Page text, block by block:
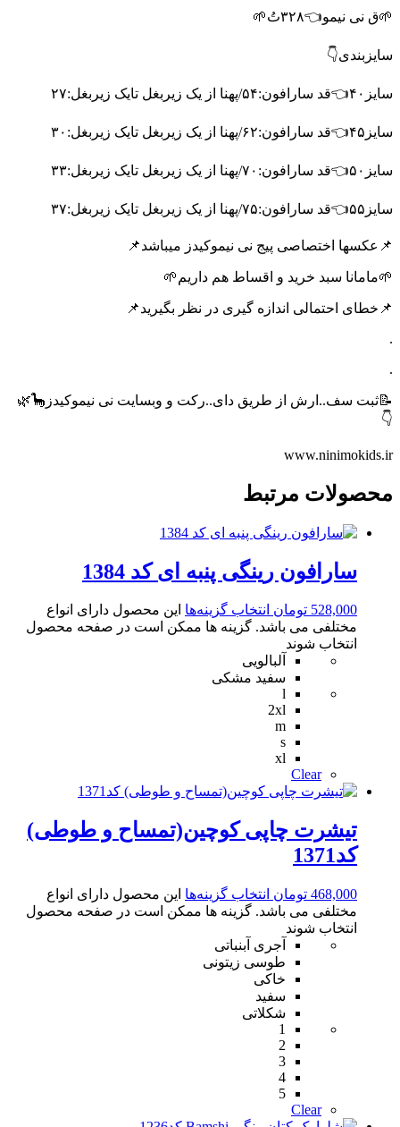
🌱ق نی نیمو👈۳۲۸تُ🌱
سایزبندی👇
سایز۴۰👈قد سارافون:۵۴/پهنا از یک زیربغل تایک زیربغل:۲۷
سایز۴۵👈قد سارافون:۶۲/پهنا از یک زیربغل تایک زیربغل:۳۰
سایز۵۰👈قد سارافون:۷۰/پهنا از یک زیربغل تایک زیربغل:۳۳
سایز۵۵👈قد سارافون:۷۵/پهنا از یک زیربغل تایک زیربغل:۳۷
📌عکسها اختصاصی پیج نی نیموکیدز میباشد📌
🌱مامانا سبد خرید و اقساط هم داریم🌱
📌خطای احتمالی اندازه گیری در نظر بگیرید📌
.
.
📝ثبت سف..ارش از طریق دای..رکت و وبسایت نی نیموکیدز🦕🌿
👇
www.ninimokids.ir
محصولات مرتبط
سارافون رینگی پنبه ای کد 1384
528,000 تومان انتخاب گزینه‌ها این محصول دارای انواع
مختلفی می باشد. گزینه ها ممکن است در صفحه محصول
انتخاب شوند
آلبالویی
سفید مشکی
l
2xl
m
s
xl
Clear
تیشرت چاپی کوچین(تمساح و طوطی)
کد1371
468,000 تومان انتخاب گزینه‌ها این محصول دارای انواع
مختلفی می باشد. گزینه ها ممکن است در صفحه محصول
انتخاب شوند
آجری آبنباتی
طوسی زیتونی
خاکی
سفید
شکلاتی
1
2
3
4
5
Clear